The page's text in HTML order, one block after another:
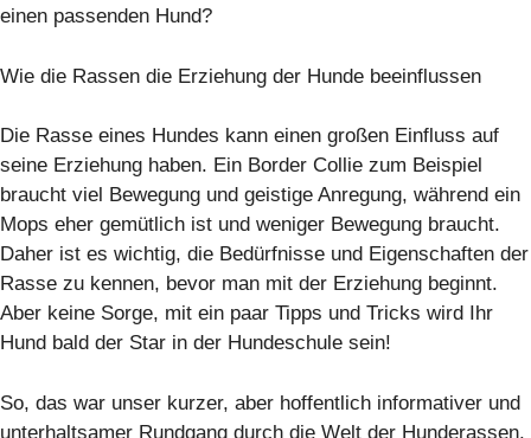
einen passenden Hund?
Wie die Rassen die Erziehung der Hunde beeinflussen
Die Rasse eines Hundes kann einen großen Einfluss auf
seine Erziehung haben. Ein Border Collie zum Beispiel
braucht viel Bewegung und geistige Anregung, während ein
Mops eher gemütlich ist und weniger Bewegung braucht.
Daher ist es wichtig, die Bedürfnisse und Eigenschaften der
Rasse zu kennen, bevor man mit der Erziehung beginnt.
Aber keine Sorge, mit ein paar Tipps und Tricks wird Ihr
Hund bald der Star in der Hundeschule sein!
So, das war unser kurzer, aber hoffentlich informativer und
unterhaltsamer Rundgang durch die Welt der Hunderassen.